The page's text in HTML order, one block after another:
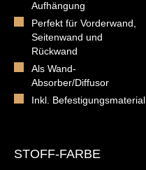
Aufhängung
Perfekt für Vorderwand,
Seitenwand und
Rückwand
Als Wand-
Absorber/Diffusor
Inkl. Befestigungsmaterial
STOFF-FARBE